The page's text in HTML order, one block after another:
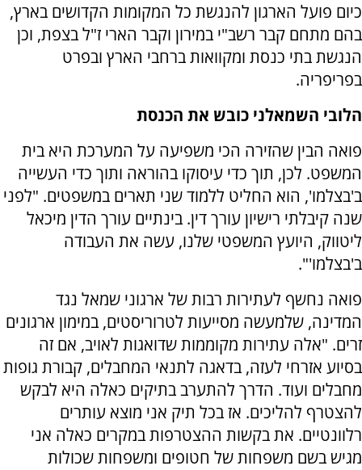
כיום פועל הארגון להנגשת כל המקומות הקדושים בארץ,
בהם מתחם קבר רשב"י במירון וקבר הארי ז"ל בצפת, וכן
הנגשת בתי כנסת ומקוואות ברחבי הארץ ובפרט
בפריפריה.
הלובי השמאלני כובש את הכנסת
פואה הבין שהזירה הכי משפיעה על המערכת היא בית
המשפט. לכן, תוך כדי עיסוקו בהוראה ותוך כדי העשייה
ב'בצלמו', הוא החליט ללמוד שני תארים במשפטים. "לפני
שנה קיבלתי רישיון עורך דין. בינתיים עורך הדין מיכאל
ליטווק, היועץ המשפטי שלנו, עשה את העבודה
ב'בצלמו'".
פואה נחשף לעתירות רבות של ארגוני שמאל נגד
המדינה, שלמעשה מסייעות לטרוריסטים, במימון ארגונים
זרים. "אלה עתירות מקוממות שדואגות לאויב, אם זה
בסיוע אזרחי לעזה, בדאגה לתנאי המחבלים, קבורת גופות
מחבלים ועוד. הדרך להתערב בתיקים כאלה היא לבקש
להצטרף להליכים. אז בכל תיק אני מוצא עותרים
רלוונטיים. את בקשות ההצטרפות במקרים כאלה אני
מגיש בשם משפחות של חטופים ומשפחות שכולות